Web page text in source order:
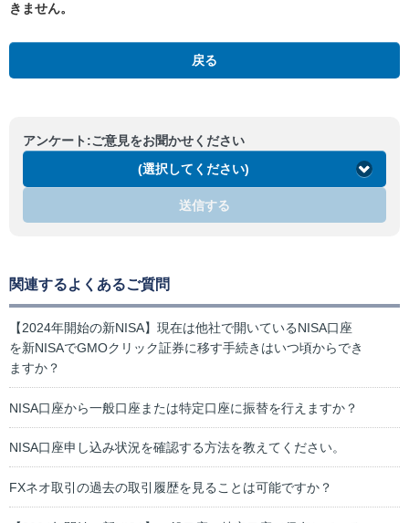
きません。
戻る
アンケート:ご意見をお聞かせください
(選択してください)
送信する
関連するよくあるご質問
【2024年開始の新NISA】現在は他社で開いているNISA口座
を新NISAでGMOクリック証券に移す手続きはいつ頃からでき
ますか？
NISA口座から一般口座または特定口座に振替を行えますか？
NISA口座申し込み状況を確認する方法を教えてください。
FXネオ取引の過去の取引履歴を見ることは可能ですか？